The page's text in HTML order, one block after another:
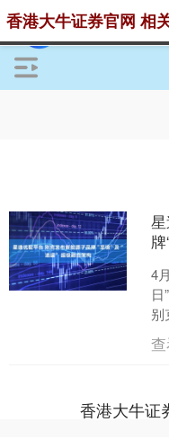
香港大牛证券官网 相
4
别
香港大牛证